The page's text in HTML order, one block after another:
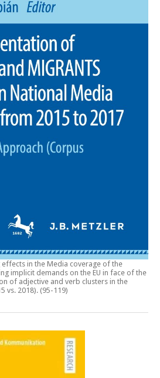
effects in the Media coverage of the
implicit demands on the EU in face of the
of adjective and verb clusters in the
vs. 2018). (95-119)